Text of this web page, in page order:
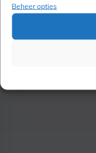
Beheer optiesFinland